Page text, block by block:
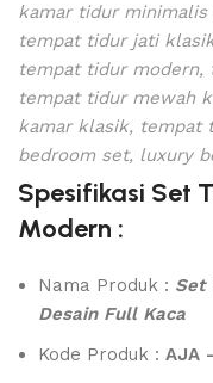
kamar tidur
tempat tidur jati
tempat tidur modern,
tempat tidur mewah
kamar klasik, tempat
bedroom set, luxury
Spesifikasi Set
Modern :
Nama Produk : Set
Desain Full Kaca
Kode Produk : AJA